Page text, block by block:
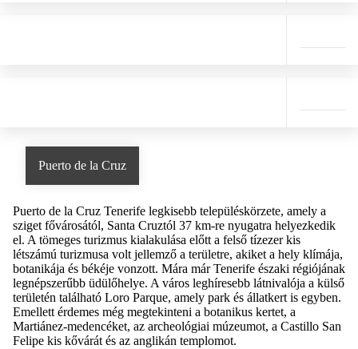
Puerto de la Cruz
Puerto de la Cruz Tenerife legkisebb településkörzete, amely a
sziget fővárosától, Santa Cruztól 37 km-re nyugatra helyezkedik
el. A tömeges turizmus kialakulása előtt a felső tízezer kis
létszámú turizmusa volt jellemző a területre, akiket a hely klímája,
botanikája és békéje vonzott. Mára már Tenerife északi régiójának
legnépszerűbb üdülőhelye. A város leghíresebb látnivalója a külső
területén található Loro Parque, amely park és állatkert is egyben.
Emellett érdemes még megtekinteni a botanikus kertet, a
Martiánez-medencéket, az archeológiai múzeumot, a Castillo San
Felipe kis kővárát és az anglikán templomot.